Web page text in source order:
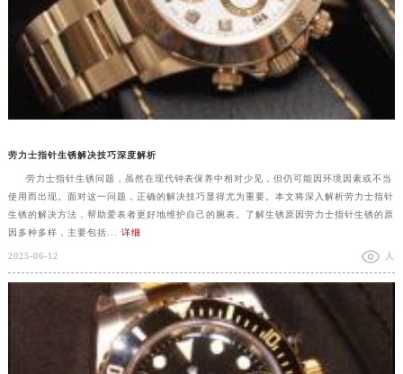
劳力士指针生锈解决技巧深度解析
劳力士指针生锈问题，虽然在现代钟表保养中相对少见，但仍可能因环境因素或不当
使用而出现。面对这一问题，正确的解决技巧显得尤为重要。本文将深入解析劳力士指针
生锈的解决方法，帮助爱表者更好地维护自己的腕表。了解生锈原因劳力士指针生锈的原
因多种多样，主要包括... 详细
2025-06-12 人